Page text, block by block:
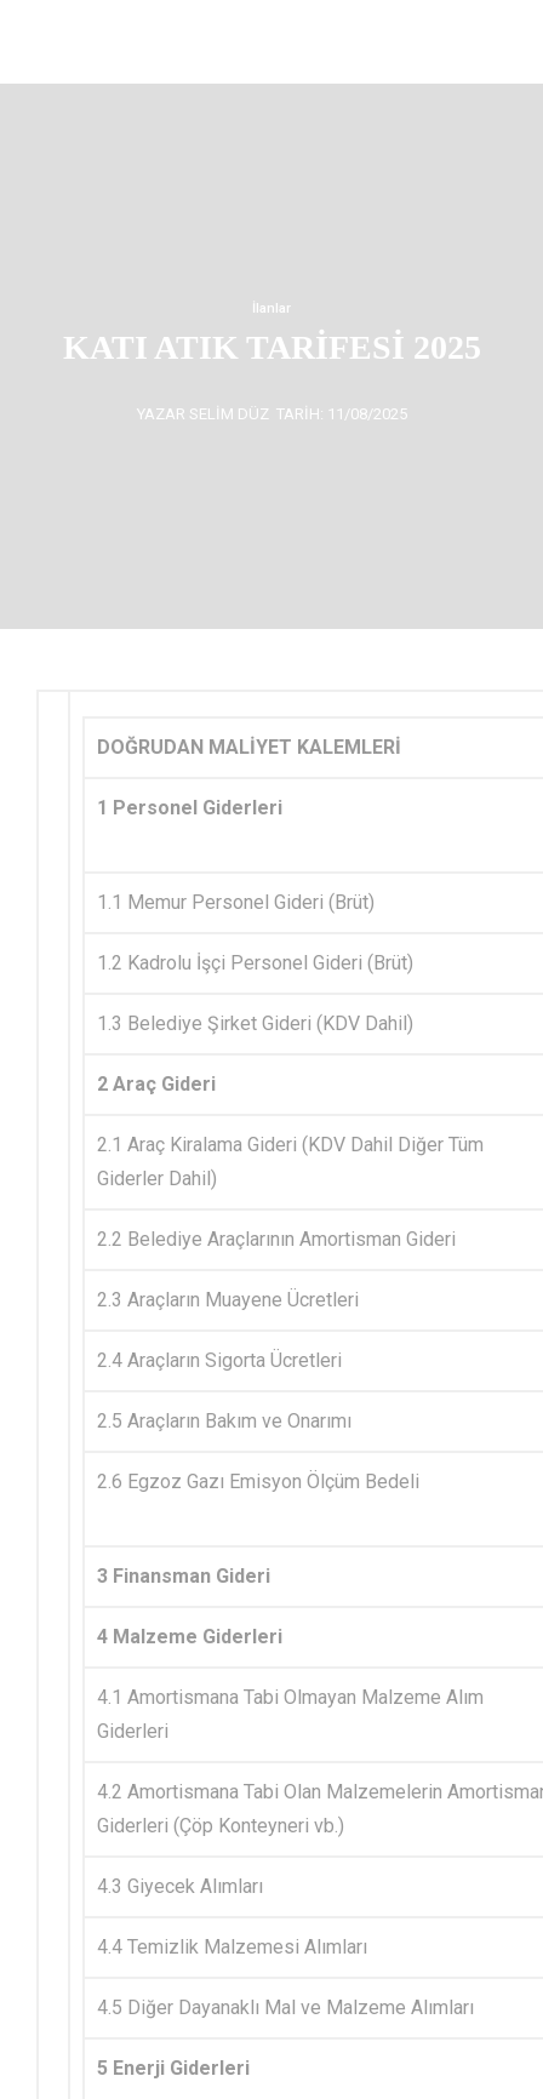
İlanlar
KATI ATIK TARİFESİ 2025
YAZAR SELIM DÜZ TARIH: 11/08/2025
DOĞRUDAN MALİYET KALEMLERİ
1 Personel Giderleri
1.1 Memur Personel Gideri (Brüt)
1.2 Kadrolu İşçi Personel Gideri (Brüt)
1.3 Belediye Şirket Gideri (KDV Dahil)
2 Araç Gideri
2.1 Araç Kiralama Gideri (KDV Dahil Diğer Tüm
Giderler Dahil)
2.2 Belediye Araçlarının Amortisman Gideri
2.3 Araçların Muayene Ücretleri
2.4 Araçların Sigorta Ücretleri
2.5 Araçların Bakım ve Onarımı
2.6 Egzoz Gazı Emisyon Ölçüm Bedeli
3 Finansman Gideri
4 Malzeme Giderleri
4.1 Amortismana Tabi Olmayan Malzeme Alım
Giderleri
4.2 Amortismana Tabi Olan Malzemelerin
Giderleri (Çöp Konteyneri vb.)
4.3 Giyecek Alımları
4.4 Temizlik Malzemesi Alımları
4.5 Diğer Dayanaklı Mal ve Malzeme Alımları
5 Enerji Giderleri